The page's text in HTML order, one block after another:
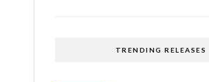
TRENDING RELEASES